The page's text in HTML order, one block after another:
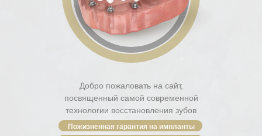
Добро пожаловать на сайт,
посвященный самой современной
технологии восстановления зубов
Пожизненная гарантия на импланты